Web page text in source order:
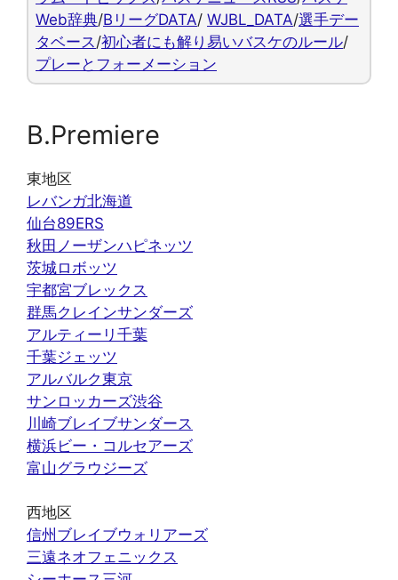
Web辞典/BリーグDATA/ WJBL_DATA/選手デー
タベース /初心者にも解り易いバスケのルール/
プレーとフォーメーション
B.Premiere
東地区
レバンガ北海道
仙台89ERS
秋田ノーザンハピネッツ
茨城ロボッツ
宇都宮ブレックス
群馬クレインサンダーズ
アルティーリ千葉
千葉ジェッツ
アルバルク東京
サンロッカーズ渋谷
川崎ブレイブサンダース
横浜ビー・コルセアーズ
富山グラウジーズ
西地区
信州ブレイブウォリアーズ
三遠ネオフェニックス